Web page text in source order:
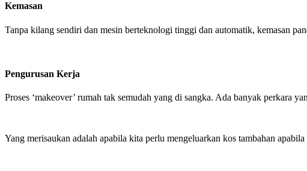
Kemasan
Tanpa kilang sendiri dan mesin berteknologi tinggi dan automatik, kemasan
Pengurusan Kerja
Proses ‘makeover’ rumah tak semudah yang di sangka. Ada banyak perkara
Yang merisaukan adalah apabila kita perlu mengeluarkan kos tambahan